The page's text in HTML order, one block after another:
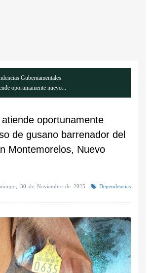
Gubernamentales
oportunamente nuevo...
oportunamente
de gusano barrenador del
Montemorelos, Nuevo
30 de Noviembre de 2025
Dependencias